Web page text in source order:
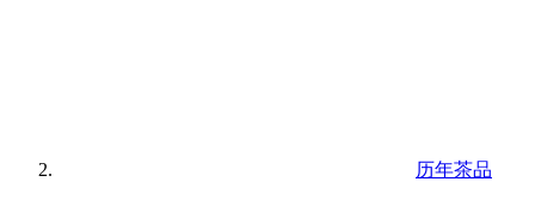
历年茶品